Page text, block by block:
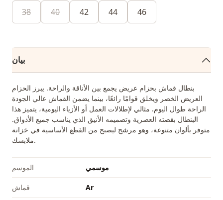
38 40 42 44 46
بيان
بنطال قماش بحزام عريض يجمع بين الأناقة والراحة. يبرز الحزام
العريض الخصر ويخلق قوامًا رائعًا، بينما يضمن القماش عالي الجودة
الراحة طوال اليوم. مثالي لإطلالات العمل أو الأزياء اليومية، يتميز هذا
البنطال بقصته العصرية وتصميمه الأنيق الذي يناسب جميع الأذواق.
متوفر بألوان متنوعة، وهو مرشح ليصبح من القطع الأساسية في خزانة
ملابسك.
الموسم موسمي
قماش Ar